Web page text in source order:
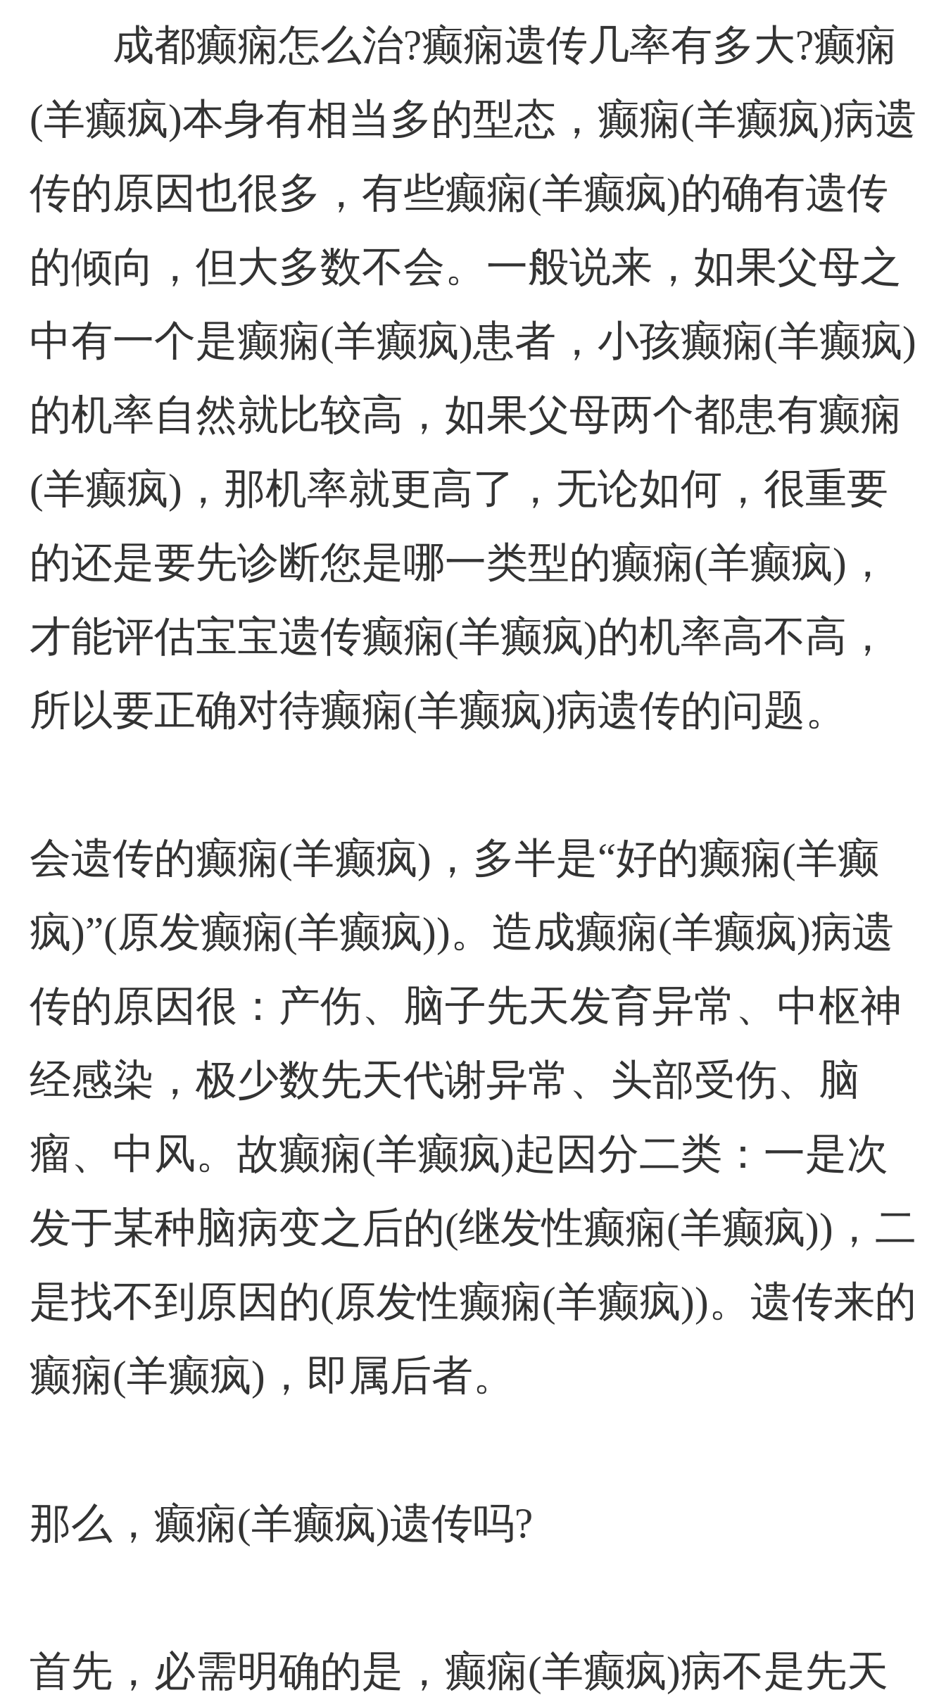
成都癫痫怎么治?癫痫遗传几率有多大?癫痫
(羊癫疯)本身有相当多的型态，癫痫(羊癫疯)病遗
传的原因也很多，有些癫痫(羊癫疯)的确有遗传
的倾向，但大多数不会。一般说来，如果父母之
中有一个是癫痫(羊癫疯)患者，小孩癫痫(羊癫疯)
的机率自然就比较高，如果父母两个都患有癫痫
(羊癫疯)，那机率就更高了，无论如何，很重要
的还是要先诊断您是哪一类型的癫痫(羊癫疯)，
才能评估宝宝遗传癫痫(羊癫疯)的机率高不高，
所以要正确对待癫痫(羊癫疯)病遗传的问题。
会遗传的癫痫(羊癫疯)，多半是“好的癫痫(羊癫
疯)”(原发癫痫(羊癫疯))。造成癫痫(羊癫疯)病遗
传的原因很：产伤、脑子先天发育异常、中枢神
经感染，极少数先天代谢异常、头部受伤、脑
瘤、中风。故癫痫(羊癫疯)起因分二类：一是次
发于某种脑病变之后的(继发性癫痫(羊癫疯))，二
是找不到原因的(原发性癫痫(羊癫疯))。遗传来的
癫痫(羊癫疯)，即属后者。
那么，癫痫(羊癫疯)遗传吗?
首先，必需明确的是，癫痫(羊癫疯)病不是先天